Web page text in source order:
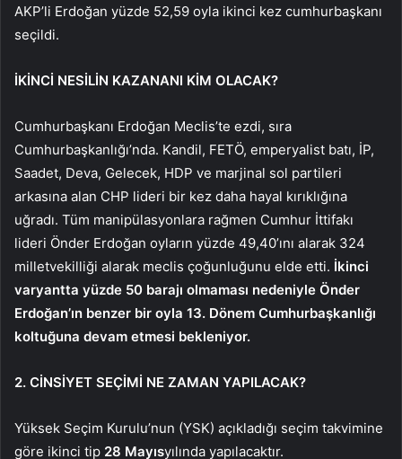
AKP’li Erdoğan yüzde 52,59 oyla ikinci kez cumhurbaşkanı
seçildi.
İKİNCİ NESİLİN KAZANANI KİM OLACAK?
Cumhurbaşkanı Erdoğan Meclis’te ezdi, sıra
Cumhurbaşkanlığı’nda. Kandil, FETÖ, emperyalist batı, İP,
Saadet, Deva, Gelecek, HDP ve marjinal sol partileri
arkasına alan CHP lideri bir kez daha hayal kırıklığına
uğradı. Tüm manipülasyonlara rağmen Cumhur İttifakı
lideri Önder Erdoğan oyların yüzde 49,40’ını alarak 324
milletvekilliği alarak meclis çoğunluğunu elde etti. İkinci
varyantta yüzde 50 barajı olmaması nedeniyle Önder
Erdoğan’ın benzer bir oyla 13. Dönem Cumhurbaşkanlığı
koltuğuna devam etmesi bekleniyor.
2. CİNSİYET SEÇİMİ NE ZAMAN YAPILACAK?
Yüksek Seçim Kurulu’nun (YSK) açıkladığı seçim takvimine
göre ikinci tip 28 Mayısyılında yapılacaktır.